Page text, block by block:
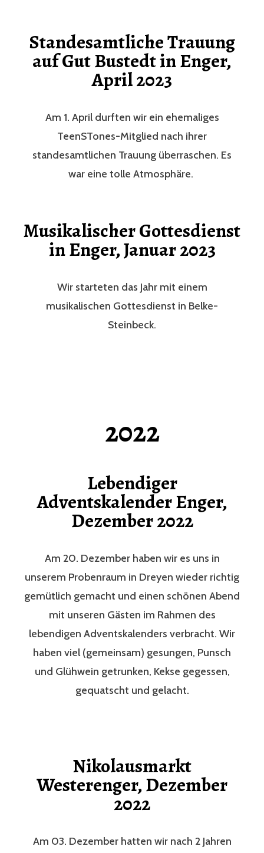
Standesamtliche Trauung
auf Gut Bustedt in Enger,
April 2023
Am 1. April durften wir ein ehemaliges
TeenSTones-Mitglied nach ihrer
standesamtlichen Trauung überraschen. Es
war eine tolle Atmosphäre.
Musikalischer Gottesdienst
in Enger, Januar 2023
Wir starteten das Jahr mit einem
musikalischen Gottesdienst in Belke-
Steinbeck.
2022
Lebendiger
Adventskalender Enger,
Dezember 2022
Am 20. Dezember haben wir es uns in
unserem Probenraum in Dreyen wieder richtig
gemütlich gemacht und einen schönen Abend
mit unseren Gästen im Rahmen des
lebendigen Adventskalenders verbracht. Wir
haben viel (gemeinsam) gesungen, Punsch
und Glühwein getrunken, Kekse gegessen,
gequatscht und gelacht.
Nikolausmarkt
Westerenger, Dezember
2022
Am 03. Dezember hatten wir nach 2 Jahren